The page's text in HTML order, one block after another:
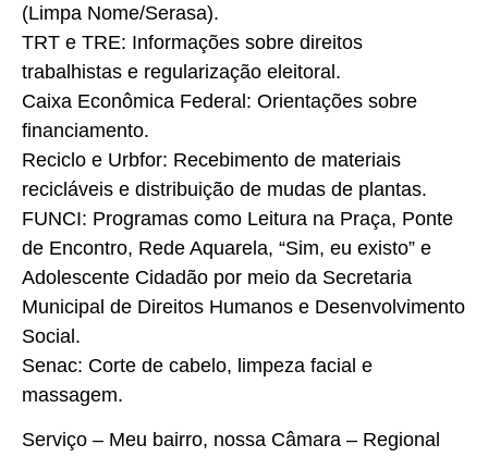
(Limpa Nome/Serasa).
TRT e TRE: Informações sobre direitos
trabalhistas e regularização eleitoral.
Caixa Econômica Federal: Orientações sobre
financiamento.
Reciclo e Urbfor: Recebimento de materiais
recicláveis e distribuição de mudas de plantas.
FUNCI: Programas como Leitura na Praça, Ponte
de Encontro, Rede Aquarela, “Sim, eu existo” e
Adolescente Cidadão por meio da Secretaria
Municipal de Direitos Humanos e Desenvolvimento
Social.
Senac: Corte de cabelo, limpeza facial e
massagem.
Serviço – Meu bairro, nossa Câmara – Regional